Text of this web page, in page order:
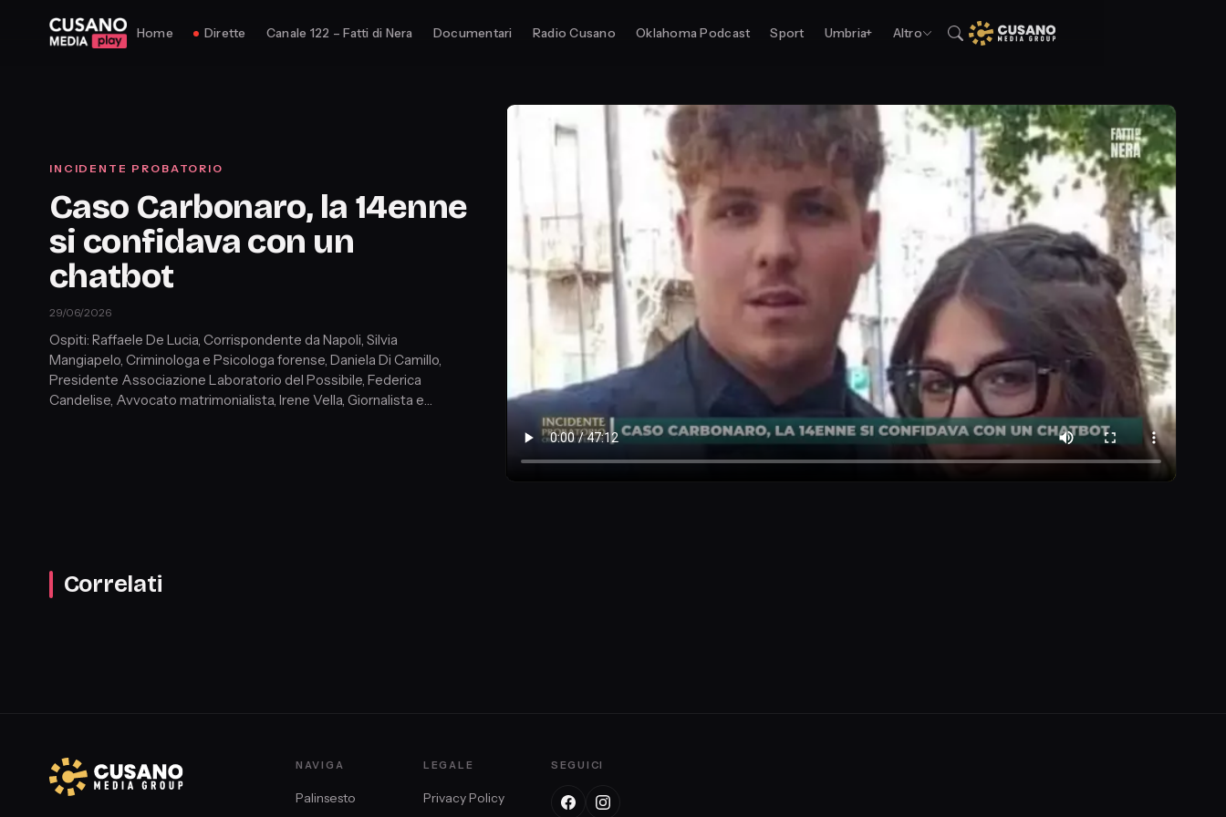
Home Dirette Canale 122 – Fatti di Nera Documentari Radio Cusano Oklahoma Podcast Sport Umbria+ Altro
INCIDENTE PROBATORIO
Caso Carbonaro, la 14enne
si confidava con un
chatbot
29/06/2026
Ospiti: Raffaele De Lucia, Corrispondente da Napoli, Silvia
Mangiapelo, Criminologa e Psicologa forense, Daniela Di Camillo,
Presidente Associazione Laboratorio del Possibile, Federica
Candelise, Avvocato matrimonialista, Irene Vella, Giornalista e
Correlati
NAVIGA
Palinsesto
LEGALE
Privacy Policy
SEGUICI